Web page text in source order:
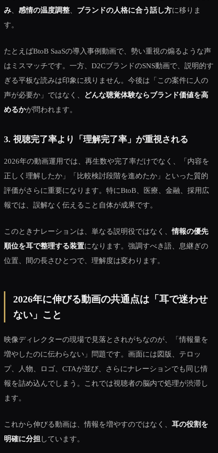
み
感情の温度調整 ブランドの人格に合う話し方に移りま
す。
たとえばBtoB SaaSの導入事例動画で、勢い重視の煽るような声
はミスマッチです。一方、D2CブランドのSNS動画で、説明的す
ぎる平板な読みは印象に残りません。今後は「この案件に人の
声が必要か」ではなく、
どんな聴覚体験ならブランド価値を高
めるかが問われます。
3. 視聴完了率より「理解完了率」が重視される
2026年の動画運用では、再生数や完了率だけでなく、「内容を
正しく理解したか」「比較検討段階を進めたか」といった質的
評価がさらに重要になります。特にBtoB、医療、金融、採用広
報では、誤解なく伝えること自体が成果です。
このときナレーションは、単なる説明役ではなく、情報の優先
順位を耳で整理する装置になります。強調すべき語、息継ぎの
位置、間の長さひとつで、理解度は変わります。
2026年に伸びる動画の共通点は「耳で迷わせ
ない」こと
映像ディレクターの現場で見落とされがちなのが、「情報量を
増やしたのに伝わらない」問題です。画面には図版、テロッ
プ、人物、ロゴ、CTAが並び、さらにナレーションでも同じ情
報を詰め込んでしまう。これでは視聴者の脳内で処理が渋滞し
ます。
これから伸びる動画は、情報を増やすのではなく、 耳の役割を
明確に分担 しています。